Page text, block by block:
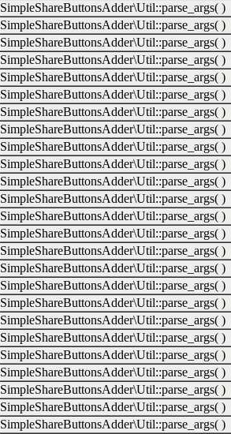
SimpleShareButtonsAdder\Util::parse_args( )
SimpleShareButtonsAdder\Util::parse_args( )
SimpleShareButtonsAdder\Util::parse_args( )
SimpleShareButtonsAdder\Util::parse_args( )
SimpleShareButtonsAdder\Util::parse_args( )
SimpleShareButtonsAdder\Util::parse_args( )
SimpleShareButtonsAdder\Util::parse_args( )
SimpleShareButtonsAdder\Util::parse_args( )
SimpleShareButtonsAdder\Util::parse_args( )
SimpleShareButtonsAdder\Util::parse_args( )
SimpleShareButtonsAdder\Util::parse_args( )
SimpleShareButtonsAdder\Util::parse_args( )
SimpleShareButtonsAdder\Util::parse_args( )
SimpleShareButtonsAdder\Util::parse_args( )
SimpleShareButtonsAdder\Util::parse_args( )
SimpleShareButtonsAdder\Util::parse_args( )
SimpleShareButtonsAdder\Util::parse_args( )
SimpleShareButtonsAdder\Util::parse_args( )
SimpleShareButtonsAdder\Util::parse_args( )
SimpleShareButtonsAdder\Util::parse_args( )
SimpleShareButtonsAdder\Util::parse_args( )
SimpleShareButtonsAdder\Util::parse_args( )
SimpleShareButtonsAdder\Util::parse_args( )
SimpleShareButtonsAdder\Util::parse_args( )
SimpleShareButtonsAdder\Util::parse_args( )